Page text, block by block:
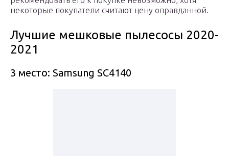
некоторые покупатели считают цену оправданной.
Лучшие мешковые пылесосы 2020-
2021
3 место: Samsung SC4140